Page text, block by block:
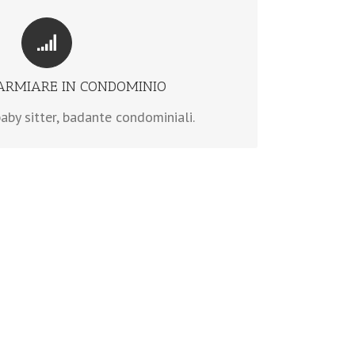
IN CONDOMINIO
sitter, badante condominiali.
SERVIZI CONDOMINIALI
più condomini dello stesso stabile, ad
conveniente.